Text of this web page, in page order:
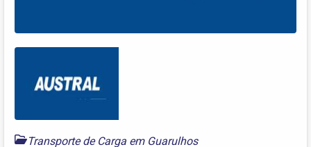
Transporte de Carga em Guarulhos